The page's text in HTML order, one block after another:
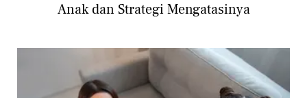
Anak dan Strategi Mengatasinya